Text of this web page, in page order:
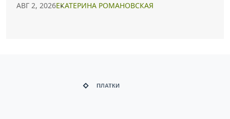
АВГ 2, 2026ЕКАТЕРИНА РОМАНОВСКАЯ